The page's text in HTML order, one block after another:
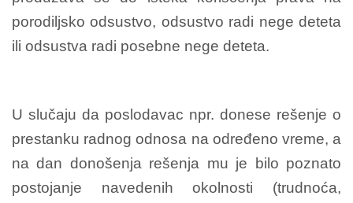
porodiljsko odsustvo, odsustvo radi nege deteta
ili odsustva radi posebne nege deteta.
U slučaju da poslodavac npr. donese rešenje o
prestanku radnog odnosa na određeno vreme, a
na dan donošenja rešenja mu je bilo poznato
postojanje navedenih okolnosti (trudnoća,